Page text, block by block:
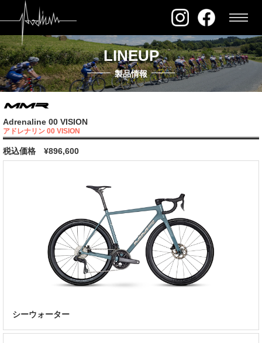
LINEUP
製品情報
Adrenaline 00 VISION
アドレナリン 00 VISION
税込価格 ¥896,600
シーウォーター